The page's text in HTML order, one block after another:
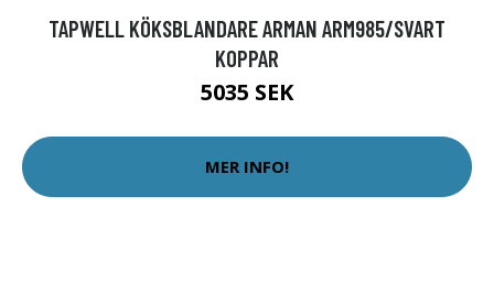
TAPWELL KÖKSBLANDARE ARMAN ARM985/SVART
KOPPAR
5035 SEK
MER INFO!